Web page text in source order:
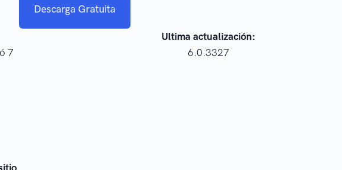
Descarga Gratuita
7
Ultima actualización:
6.0.3327